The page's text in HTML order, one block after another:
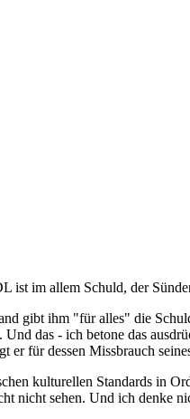
ist im allem Schuld, der
gibt ihm "für alles" die
das - ich betone das
er für dessen Missbrauch
kulturellen Standards in
nicht sehen. Und ich denke